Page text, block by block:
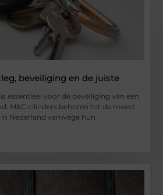
beveiliging en de juiste
essentieel voor de beveiliging van een
M&C cilinders behoren tot de meest
Nederland vanwege hun